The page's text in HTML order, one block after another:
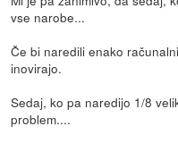
vse narobe...
Če bi naredili enako
inovirajo.
Sedaj, ko pa naredijo 1/8
problem....